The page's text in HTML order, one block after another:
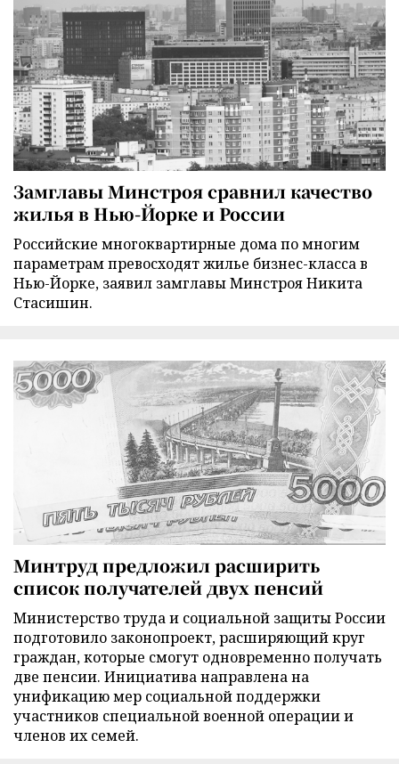
Замглавы Минстроя сравнил качество
жилья в Нью-Йорке и России
Российские многоквартирные дома по многим
параметрам превосходят жилье бизнес-класса в
Нью-Йорке, заявил замглавы Минстроя Никита
Стасишин.
Минтруд предложил расширить
список получателей двух пенсий
Министерство труда и социальной защиты России
подготовило законопроект, расширяющий круг
граждан, которые смогут одновременно получать
две пенсии. Инициатива направлена на
унификацию мер социальной поддержки
участников специальной военной операции и
членов их семей.